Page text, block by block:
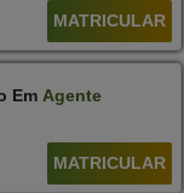
MATRICULAR
Em Agente
MATRICULAR